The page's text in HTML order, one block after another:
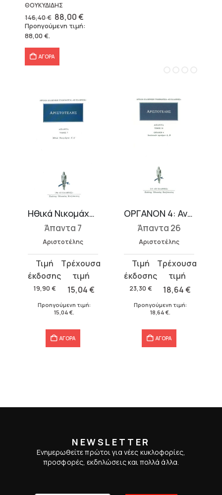
ΘΟΥΚΥΔΙΔΗΣ
146,40€ Original
price
was:
88,00€Η
τρέχουσα
τιμή
Προηγούμενη τιμή:
88,00€.
ΑΓΟΡΑ
Ηθικά Νικομάχεια 1 (Α-Δ)
Άπαντα 7
Αριστοτέλης
19,90 €
Original
price
was:
15,04€
τρέχουσα
τιμή
15,04 €.
Προηγούμενη τιμή:
15,04 €
ΑΓΟΡΑ
ΟΡΓΑΝΟΝ 4: Αναλυτικών προτέρων Α΄, Β΄
Άπαντα 26
Αριστοτέλης
23,30 €
Original
price
was:
18,64€
τρέχουσα
τιμή
18,64 €.
Προηγούμενη τιμή:
18,64 €
ΑΓΟΡΑ
NEWSLETTER
Ενημερωθείτε πρώτοι για νέες κυκλοφορίες,
προσφορές, εκδηλώσεις και πολλά άλλα.